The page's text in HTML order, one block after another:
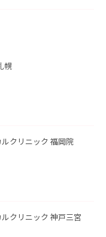
幌
クリニック 福岡院
クリニック 神戸三宮